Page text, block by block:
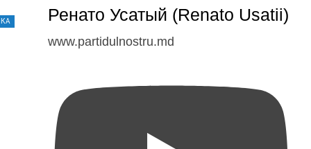
Ренато Усатый (Renato Usatii)
www.partidulnostru.md